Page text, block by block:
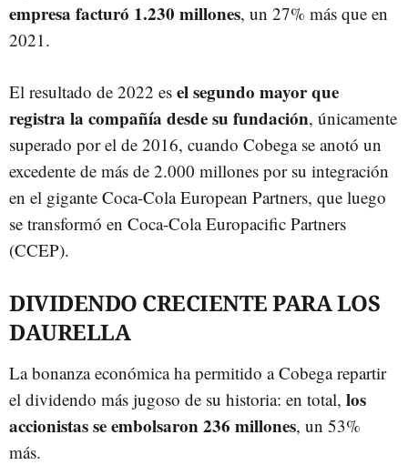
empresa facturó 1.230 millones, un 27% más que en
2021.
El resultado de 2022 es el segundo mayor que
registra la compañía desde su fundación, únicamente
superado por el de 2016, cuando Cobega se anotó un
excedente de más de 2.000 millones por su integración
en el gigante Coca-Cola European Partners, que luego
se transformó en Coca-Cola Europacific Partners
(CCEP).
DIVIDENDO CRECIENTE PARA LOS
DAURELLA
La bonanza económica ha permitido a Cobega repartir
el dividendo más jugoso de su historia: en total, los
accionistas se embolsaron 236 millones, un 53%
más.